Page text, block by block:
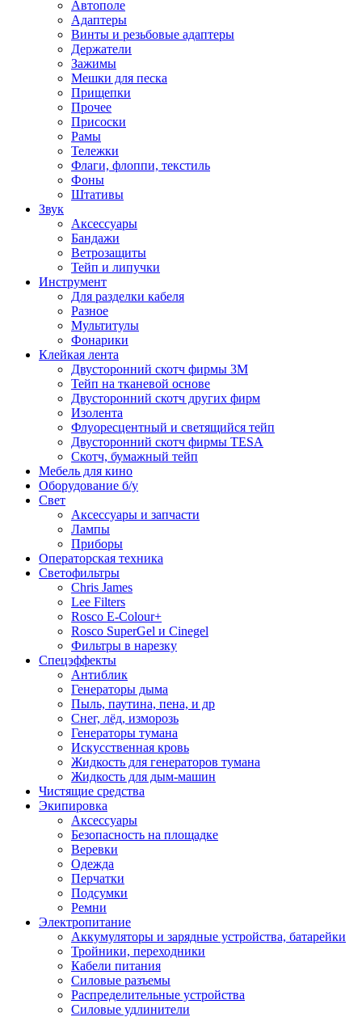
Автополе
Адаптеры
Винты и резьбовые адаптеры
Держатели
Зажимы
Мешки для песка
Прищепки
Прочее
Присоски
Рамы
Тележки
Флаги, флоппи, текстиль
Фоны
Штативы
Звук
Аксессуары
Бандажи
Ветрозащиты
Тейп и липучки
Инструмент
Для разделки кабеля
Разное
Мультитулы
Фонарики
Клейкая лента
Двусторонний скотч фирмы 3M
Тейп на тканевой основе
Двусторонний скотч других фирм
Изолента
Флуоресцентный и светящийся тейп
Двусторонний скотч фирмы TESA
Скотч, бумажный тейп
Мебель для кино
Оборудование б/у
Свет
Аксессуары и запчасти
Лампы
Приборы
Операторская техника
Светофильтры
Chris James
Lee Filters
Rosco E-Colour+
Rosco SuperGel и Cinegel
Фильтры в нарезку
Спецэффекты
Антиблик
Генераторы дыма
Пыль, паутина, пена, и др
Снег, лёд, изморозь
Генераторы тумана
Искусственная кровь
Жидкость для генераторов тумана
Жидкость для дым-машин
Чистящие средства
Экипировка
Аксессуары
Безопасность на площадке
Веревки
Одежда
Перчатки
Подсумки
Ремни
Электропитание
Аккумуляторы и зарядные устройства, батарейки
Тройники, переходники
Кабели питания
Силовые разъемы
Распределительные устройства
Силовые удлинители